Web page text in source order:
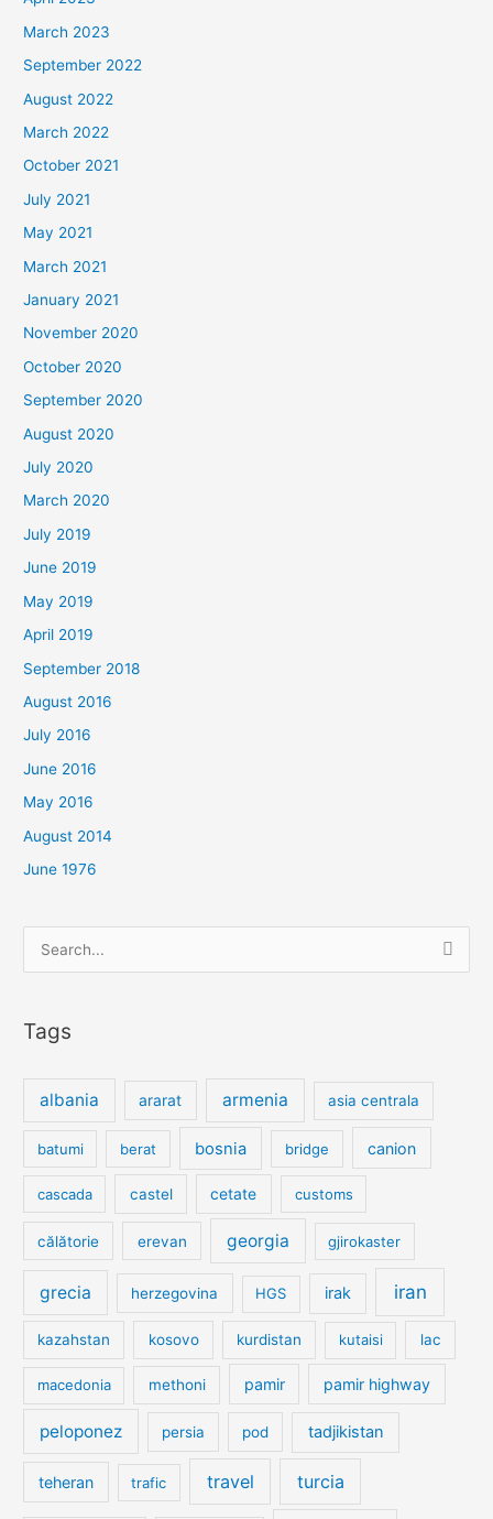
March 2023
September 2022
August 2022
March 2022
October 2021
July 2021
May 2021
March 2021
January 2021
November 2020
October 2020
September 2020
August 2020
July 2020
March 2020
July 2019
June 2019
May 2019
April 2019
September 2018
August 2016
July 2016
June 2016
May 2016
August 2014
June 1976
Search
for:
Tags
albania ararat armenia asia centrala
batumi berat bosnia bridge canion
cascada castel cetate customs
călătorie erevan georgia gjirokaster
grecia herzegovina HGS irak iran
kazahstan kosovo kurdistan kutaisi lac
macedonia methoni pamir pamir highway
peloponez persia pod tadjikistan
teheran trafic travel turcia